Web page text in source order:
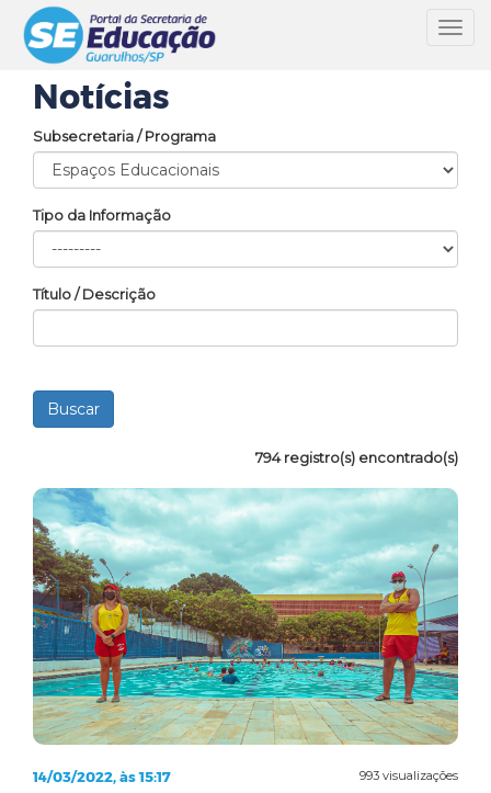
Notícias
Subsecretaria / Programa
Tipo da Informação
Título / Descrição
794 registro(s) encontrado(s)
993 visualizações
14/03/2022, às 15:17